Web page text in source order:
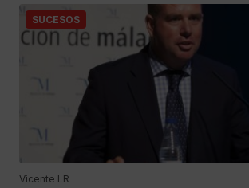
SUCESOS
Vicente LR